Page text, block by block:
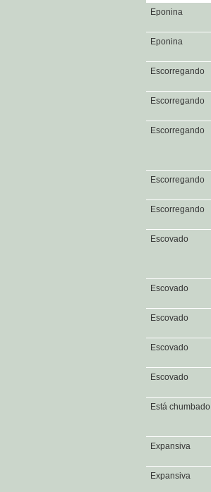
Eponina
Eponina
Escorregando
Escorregando
Escorregando
Escorregando
Escorregando
Escovado
Escovado
Escovado
Escovado
Escovado
Está chumbado
Expansiva
Expansiva